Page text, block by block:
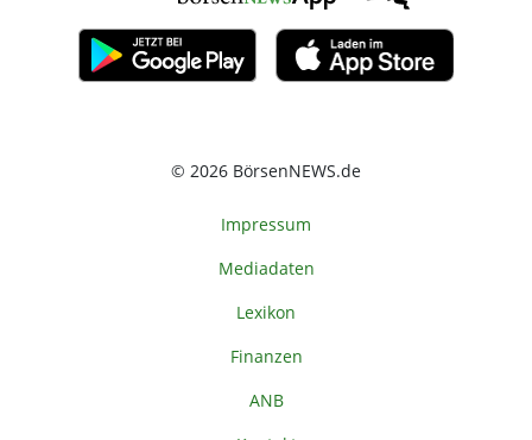
© 2026 BörsenNEWS.de
Impressum
Mediadaten
Lexikon
Finanzen
ANB